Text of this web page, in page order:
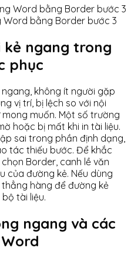
bằng Border bước 3
kẻ ngang trong
phục
không ít người gặp
vị trí, bị lệch so với nội
muốn. Một số trường
hoặc bị mất khi in tài liệu.
sai trong phần định dạng,
tác thiếu bước. Để khắc
Border, canh lề văn
của đường kẻ. Nếu dùng
hàng để đường kẻ
tài liệu.
ngang và các